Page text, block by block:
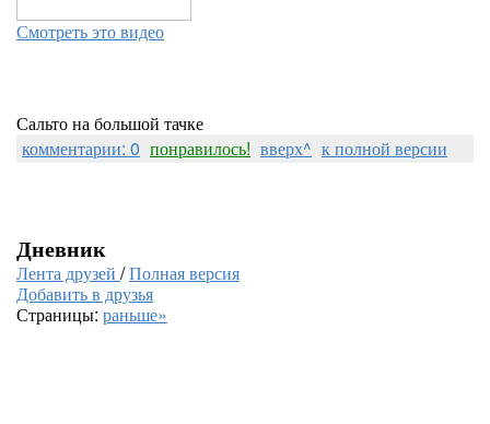
Смотреть это видео
Сальто на большой тачке
комментарии: 0 понравилось! вверх^ к полной версии
Дневник
Лента друзей /Полная версия
Добавить в друзья
Страницы: раньше»